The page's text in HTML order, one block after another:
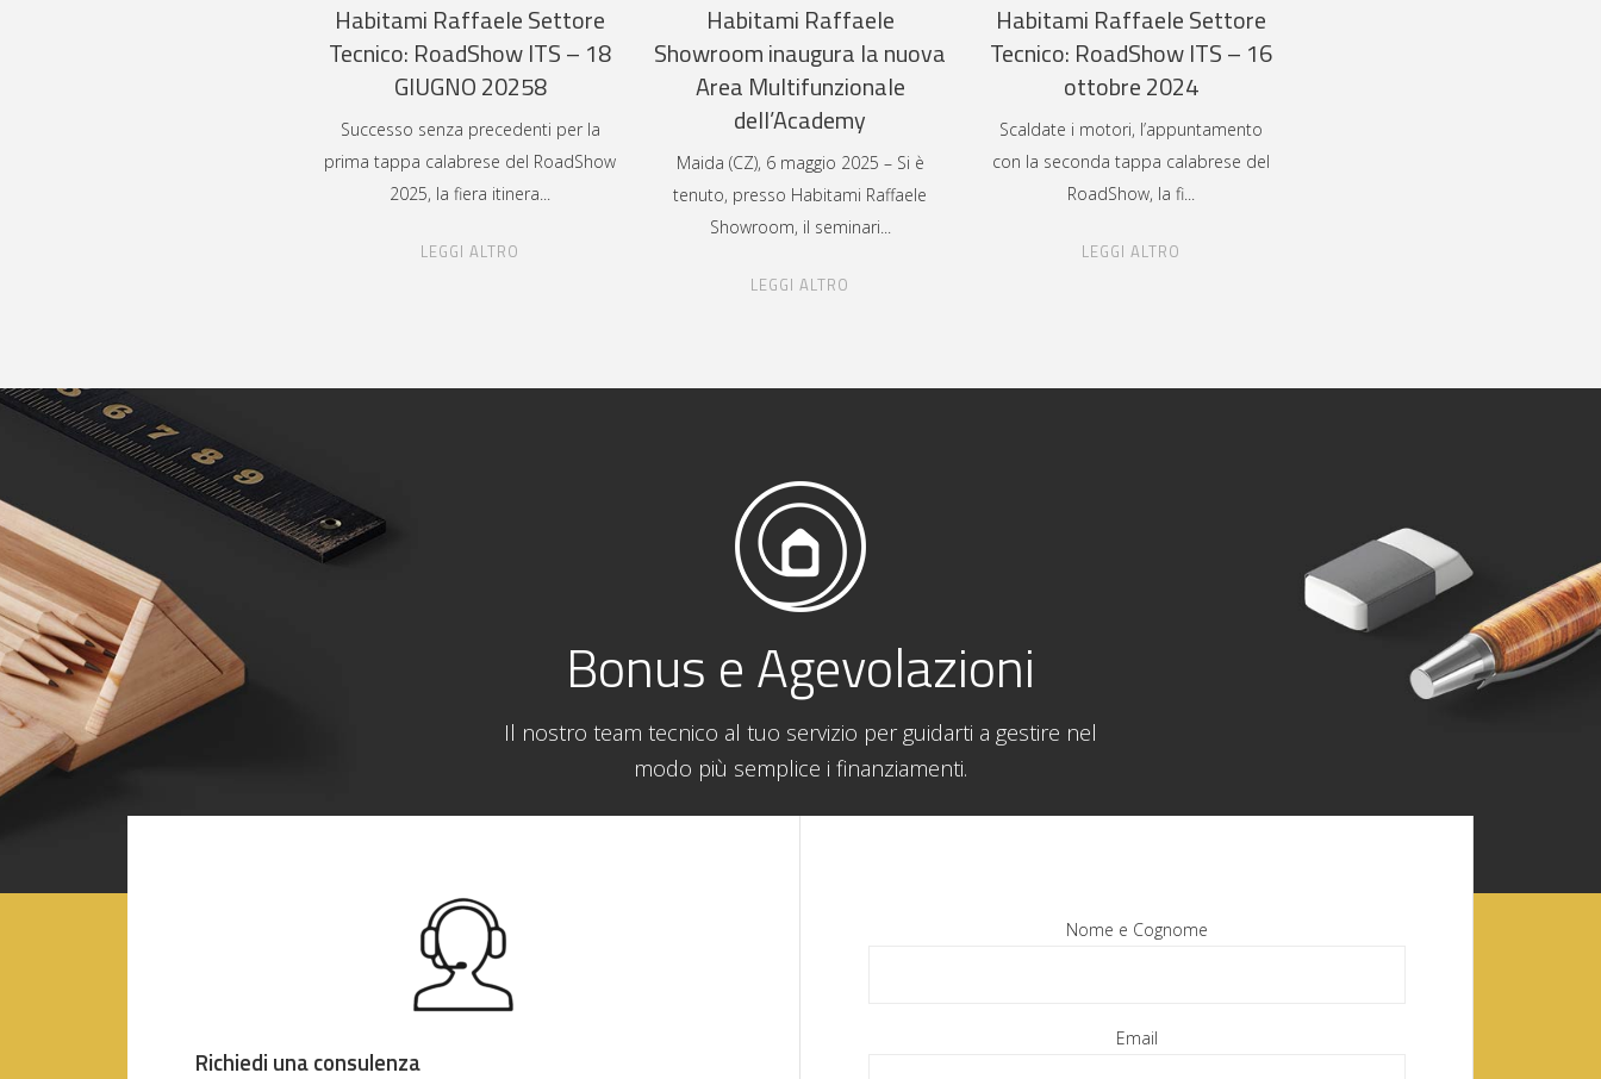
Habitami Raffaele Settore
Tecnico: RoadShow ITS – 18
GIUGNO 20258
Successo senza precedenti per la
prima tappa calabrese del RoadShow
2025, la fiera itinera
LEGGI ALTRO
Habitami Raffaele
Showroom inaugura la nuova
Area Multifunzionale
dell’Academy
Maida (CZ), 6 maggio 2025 – Si è
tenuto, presso Habitami Raffaele
Showroom, il seminari
LEGGI ALTRO
Habitami Raffaele Settore
Tecnico: RoadShow ITS – 16
ottobre 2024
Scaldate i motori, l’appuntamento
con la seconda tappa calabrese del
RoadShow, la fi
LEGGI ALTRO
Bonus e Agevolazioni
Il nostro team tecnico al tuo servizio per guidarti a gestire nel
modo più semplice i finanziamenti.
Richiedi una consulenza
Nome e Cognome
Email